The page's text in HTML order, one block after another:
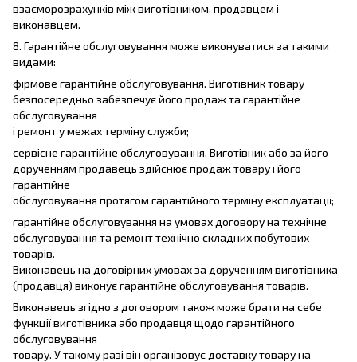
взаєморозрахунків між виготівником, продавцем і
виконавцем.
8. Гарантійне обслуговування може виконуватися за такими
видами:
фірмове гарантійне обслуговування. Виготівник товару
безпосередньо забезпечує його продаж та гарантійне
обслуговування
і ремонт у межах терміну служби;
сервісне гарантійне обслуговування. Виготівник або за його
дорученням продавець здійснює продаж товару і його
гарантійне
обслуговування протягом гарантійного терміну експлуатації;
гарантійне обслуговування на умовах договору на технічне
обслуговування та ремонт технічно складних побутових
товарів.
Виконавець на договірних умовах за дорученням виготівника
(продавця) виконує гарантійне обслуговування товарів.
Виконавець згідно з договором також може брати на себе
функції виготівника або продавця щодо гарантійного
обслуговування
товару. У такому разі він організовує доставку товару на